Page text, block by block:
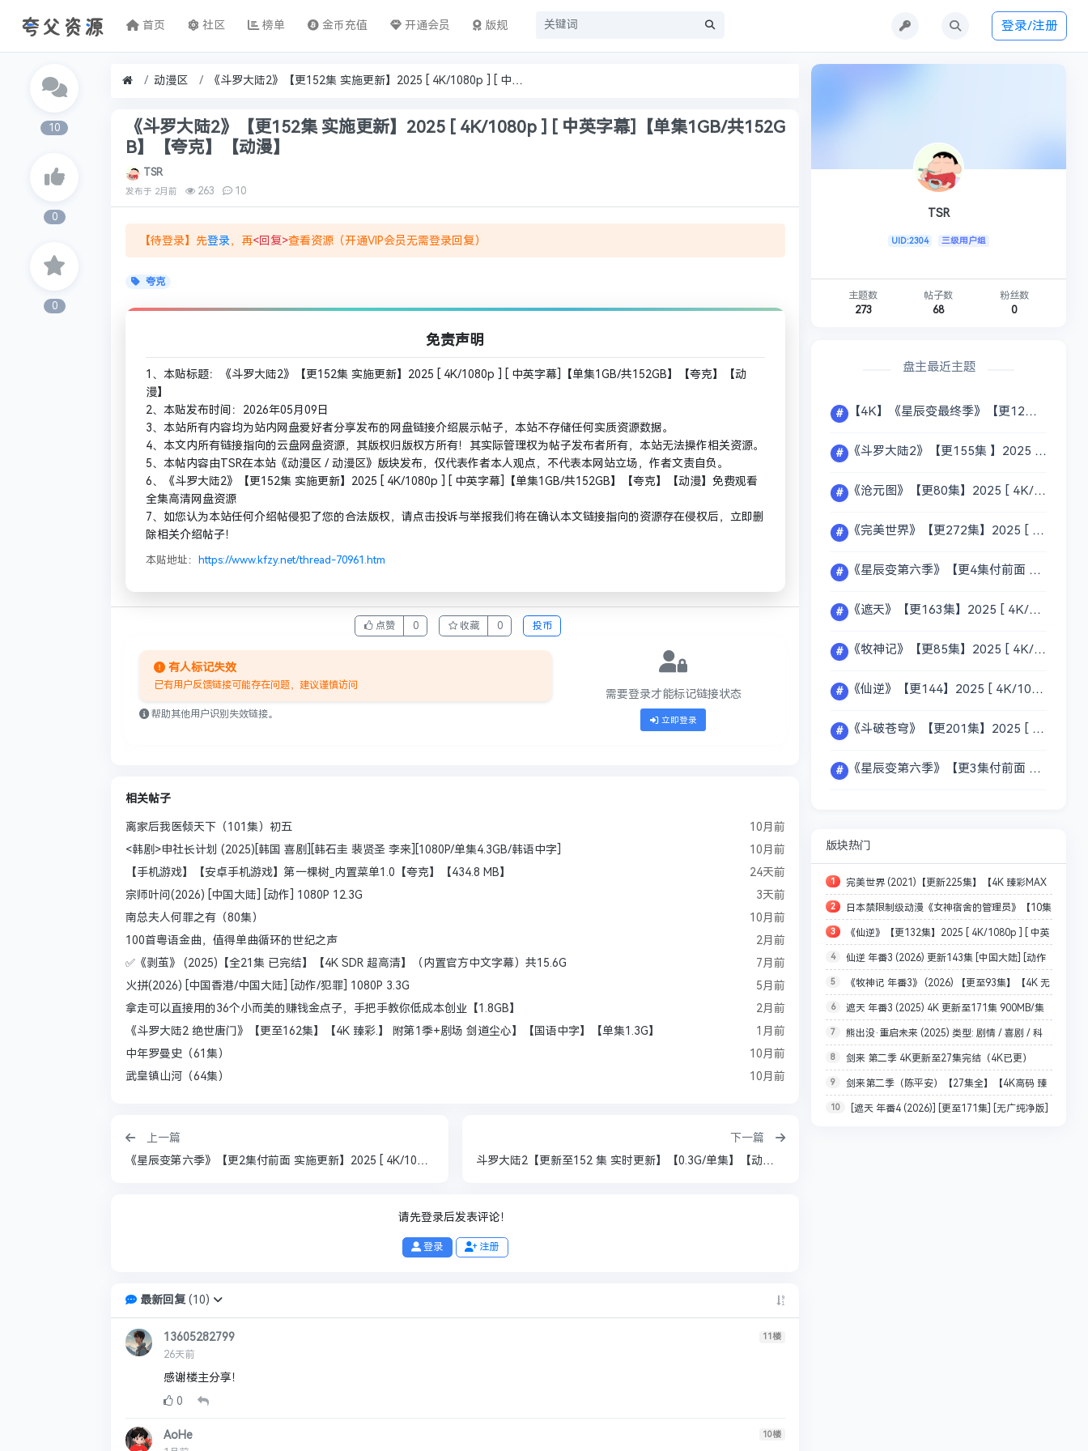
首页 社区 榜单 金币充值 开通会员 版规 登录/注册
10
0
0
动漫区 《斗罗大陆2》【更152集 实施更新】2025 [ 4K/1080p ] [ 中英字幕]【单集1GB/共152GB】【夸克】【动漫】
《斗罗大陆2》【更152集 实施更新】2025 [ 4K/1080p ] [ 中英字幕]【单集1GB/共152G
B】【夸克】【动漫】
TSR
发布于 2月前 263 10
【待登录】先登录，再<回复>查看资源（开通VIP会员无需登录回复）
夸克
免责声明
1、本贴标题：《斗罗大陆2》【更152集 实施更新】2025 [ 4K/1080p ] [ 中英字幕]【单集1GB/共152GB】【夸克】【动
漫】
2、本贴发布时间：2026年05月09日
3、本站所有内容均为站内网盘爱好者分享发布的网盘链接介绍展示帖子，本站不存储任何实质资源数据。
4、本文内所有链接指向的云盘网盘资源，其版权归版权方所有！其实际管理权为帖子发布者所有，本站无法操作相关资源。
5、本帖内容由TSR在本站《动漫区 / 动漫区》版块发布，仅代表作者本人观点，不代表本网站立场，作者文责自负。
6、《斗罗大陆2》【更152集 实施更新】2025 [ 4K/1080p ] [ 中英字幕]【单集1GB/共152GB】【夸克】【动漫】免费观看
全集高清网盘资源
7、如您认为本站任何介绍帖侵犯了您的合法版权，请点击投诉与举报我们将在确认本文链接指向的资源存在侵权后，立即删
除相关介绍帖子！
本贴地址： https://www.kfzy.net/thread-70961.htm
点赞 0 收藏 0 投币
有人标记失效
已有用户反馈链接可能存在问题，建议谨慎访问
帮助其他用户识别失效链接。
需要登录才能标记链接状态
立即登录
相关帖子
离家后我医倾天下（101集）初五
10月前
<韩剧>申社长计划 (2025)[韩国 喜剧][韩石圭 裴贤圣 李来][1080P/单集4.3GB/韩语中字]
10月前
【手机游戏】【安卓手机游戏】第一棵树_内置菜单1.0【夸克】【434.8 MB】
24天前
宗师叶问(2026) [中国大陆] [动作] 1080P 12.3G
3天前
南总夫人何罪之有（80集）
10月前
100首粤语金曲，值得单曲循环的世纪之声
2月前
✅《剥茧》 (2025)【全21集 已完结】【4K SDR 超高清】（内置官方中文字幕）共15.6G
7月前
火拼(2026) [中国香港/中国大陆] [动作/犯罪] 1080P 3.3G
5月前
拿走可以直接用的36个小而美的赚钱金点子，手把手教你低成本创业【1.8GB】
2月前
《斗罗大陆2 绝世唐门》【更至162集】【4K 臻彩.】 附第1季+剧场 剑道尘心】【国语中字】【单集1.3G】
1月前
中年罗曼史（61集）
10月前
武皇镇山河（64集）
10月前
上一篇
《星辰变第六季》【更2集付前面 实施更新】2025 [ 4K/1080p ] [ 中英字幕]【单集0.1GB/共10GB】【夸克】【动漫】
下一篇
斗罗大陆2【更新至152 集 实时更新】【0.3G/单集】【动漫】【百度】
请先登录后发表评论！
登录 注册
最新回复( 10)
13605282799
26天前
11楼
感谢楼主分享！
0
AoHe 10楼
TSR
UID:2304 三级用户组
主题数
273
帖子数
68
粉丝数
0
盘主最近主题
# 【4K】《星辰变最终季》【更12集付前面 】2025 [ 4K/1080p ] [ 中英字幕]【单集0.1GB/共10GB】【夸克】【动漫】
# 《斗罗大陆2》【更155集 】2025 [ 4K/1080p ] [ 中英字幕]【单集1GB/共152GB】【夸克】【动漫】
# 《沧元图》【更80集】2025 [ 4K/1080p ] [ 中英字幕]【单集1GB/共79GB】【夸克】【动漫】
# 《完美世界》【更272集】2025 [ 4K/1080p ] [ 中英字幕]【单集500GB/共50GB】【夸克】【动漫】
# 《星辰变第六季》【更4集付前面 】2025 [ 4K/1080p ] [ 中英字幕]【单集0.1GB/共10GB】【夸克】【动漫】
# 《遮天》【更163集】2025 [ 4K/1080p ] [ 中英字幕]【单集1GB/共158GB】【夸克】【动漫】
# 《牧神记》【更85集】2025 [ 4K/1080p ] [ 中英字幕]【单集1GB/共GB】【夸克】【动漫】
# 《仙逆》【更144】2025 [ 4K/1080p ] [ 中英字幕]【单集1GB/共141GB】【夸克】【动漫】
# 《斗破苍穹》【更201集】2025 [ 4K/1080p ] [ 中英字幕]【单集1GB/共10GB】【夸克】【动漫】
# 《星辰变第六季》【更3集付前面 实施更新】2025 [ 4K/1080p ] [ 中英字幕]【单集0.1GB/共10GB】【夸克】【动漫】
版块热门
1 完美世界 (2021)【更新225集】【4K 臻彩MAX
& 杜比DDP2.0】【单集1.8GB】
2 日本禁限制级动漫《女神宿舍的管理员》【10集
全】 (2021) [日本] [喜剧 / 动画 / 情色] 日语 / 6.5 高
分【单集500M】
3 《仙逆》【更132集】2025 [ 4K/1080p ] [ 中英
字幕]【单集1GB/共132GB】【百度+夸克】【动
漫】
4 仙逆 年番3 (2026) 更新143集 [中国大陆] [动作
/ 动画 / 奇幻 / 古装] 汉语普通话 / 暂无 高分
5 《牧神记 年番3》 (2026) 【更至93集】【4K 无
损超清】【内置官方中文字幕】【2.7G/集】【热播
国漫】又名:牧神记第53-104集
6 遮天 年番3 (2025) 4K 更新至171集 900MB/集
7 熊出没·重启未来 (2025) 类型: 剧情 / 喜剧 / 科
幻 / 动画 熊大、熊二、光头强意外地和来自未来世
界的小亮一起穿越到100年后：世界发生巨大灾变
8 剑来 第二季 4K更新至27集完结（4K已更）
9 剑来第二季（陈平安）【27集全】【4K高码 臻
彩】【纯净无广】【战斗、奇幻、冒险】 汉语普通话
10 [遮天 年番4 (2026)] [更至171集] [无广纯净版]